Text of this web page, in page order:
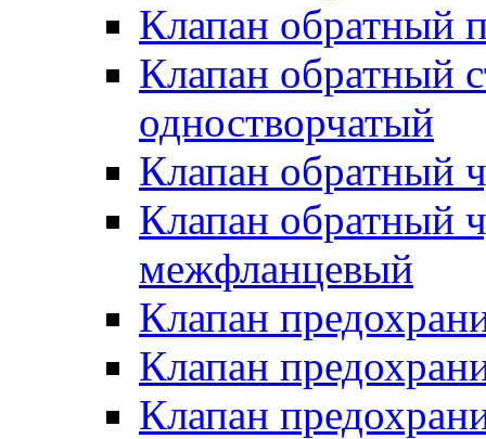
Клапан обратный
Клапан обратный
одностворчатый
Клапан обратный
Клапан обратный
межфланцевый
Клапан
Клапан
Клапан